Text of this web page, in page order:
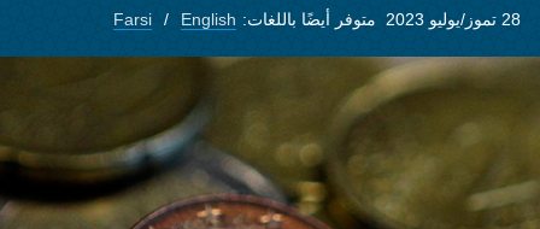
28 تموز/يوليو 2023 متوفر أيضًا باللغات: English
Farsi